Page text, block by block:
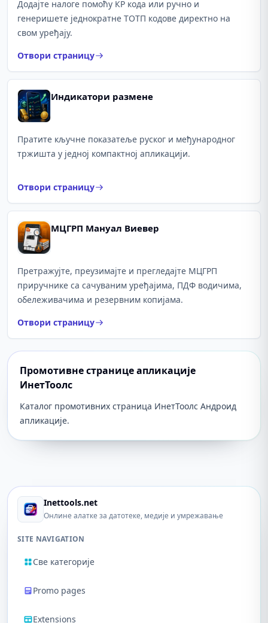
Додајте налоге помоћу КР кода или ручно и
генеришете једнократне ТОТП кодове директно на
свом уређају.
Отвори страницу
Индикатори размене
Пратите кључне показатеље руског и међународног
тржишта у једној компактној апликацији.
Отвори страницу
МЦГРП Мануал Виевер
Претражујте, преузимајте и прегледајте МЦГРП
приручнике са сачуваним уређајима, ПДФ водичима,
обележивачима и резервним копијама.
Отвори страницу
Промотивне странице апликације
ИнетТоолс
Каталог промотивних страница ИнетТоолс Андроид
апликације.
Inettools.net
Онлине алатке за датотеке, медије и умрежавање
SITE NAVIGATION
Све категорије
Promo pages
Extensions